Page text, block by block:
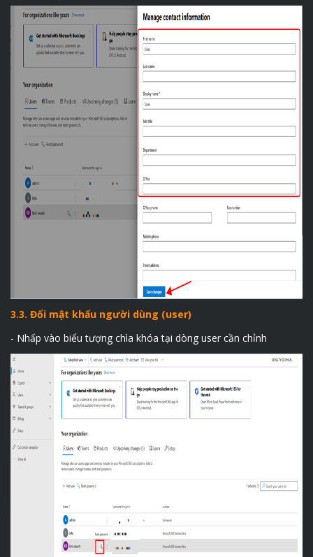
3.3. Đổi mật khẩu người dùng (user)
- Nhấp vào biểu tượng chìa khóa tại dòng user cần chỉnh